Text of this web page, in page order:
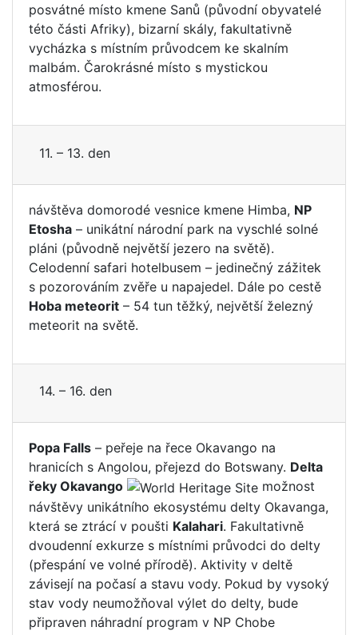
posvátné místo kmene Sanů (původní obyvatelé
této části Afriky), bizarní skály, fakultativně
vycházka s místním průvodcem ke skalním
malbám. Čarokrásné místo s mystickou
atmosférou.
11. – 13. den
návštěva domorodé vesnice kmene Himba, NP
Etosha – unikátní národní park na vyschlé solné
pláni (původně největší jezero na světě).
Celodenní safari hotelbusem – jedinečný zážitek
s pozorováním zvěře u napajedel. Dále po cestě
Hoba meteorit – 54 tun těžký, největší železný
meteorit na světě.
14. – 16. den
Popa Falls – peřeje na řece Okavango na
hranicích s Angolou, přejezd do Botswany. Delta
řeky Okavango
možnost
návštěvy unikátního ekosystému delty Okavanga,
která se ztrácí v poušti Kalahari. Fakultativně
dvoudenní exkurze s místními průvodci do delty
(přespání ve volné přírodě). Aktivity v deltě
závisejí na počasí a stavu vody. Pokud by vysoký
stav vody neumožňoval výlet do delty, bude
připraven náhradní program v NP Chobe